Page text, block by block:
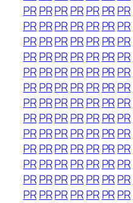
PRPRPRPRPR PRPR
PRPRPRPRPR PRPR
PRPRPRPRPR PRPR
PRPRPRPRPR PRPR
PRPRPRPRPR PRPR
PRPRPRPRPR PRPR
PRPRPRPRPR PRPR
PRPRPRPRPR PRPR
PRPRPRPRPR PRPR
PRPRPRPRPR PRPR
PRPRPRPRPR PRPR
PRPRPRPRPR PRPR
PRPRPRPRPR PRPR